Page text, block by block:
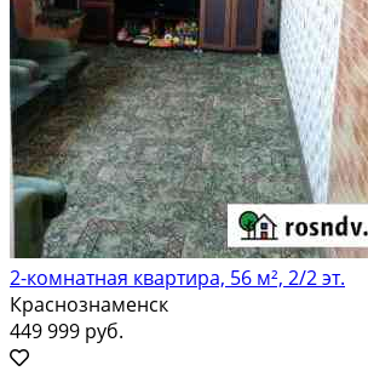
2-комнатная квартира, 56 м², 2/2 эт.
Краснознаменск
449 999 руб.